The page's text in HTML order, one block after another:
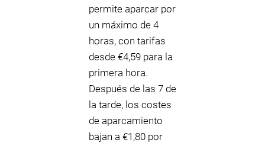
permite aparcar por
un máximo de 4
horas, con tarifas
desde €4,59 para la
primera hora.
Después de las 7 de
la tarde, los costes
de aparcamiento
bajan a €1,80 por